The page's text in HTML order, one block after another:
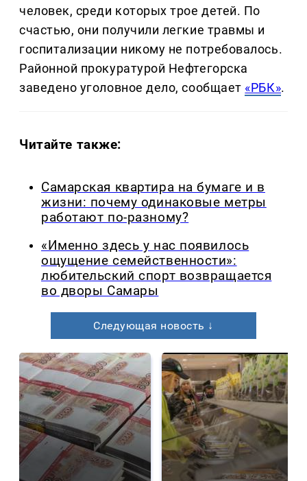
человек, среди которых трое детей. По
счастью, они получили легкие травмы и
госпитализации никому не потребовалось.
Районной прокуратурой Нефтегорска
заведено уголовное дело, сообщает «РБК».
Читайте также:
Самарская квартира на бумаге и в
жизни: почему одинаковые метры
работают по-разному?
«Именно здесь у нас появилось
ощущение семейственности»:
любительский спорт возвращается
во дворы Самары
Следующая новость ↓